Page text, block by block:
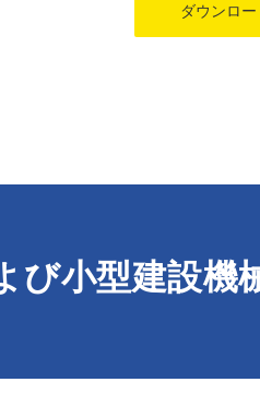
ダウンロ
び小型建設機